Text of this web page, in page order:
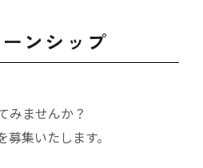
ンシップ
みませんか？
募集いたします。